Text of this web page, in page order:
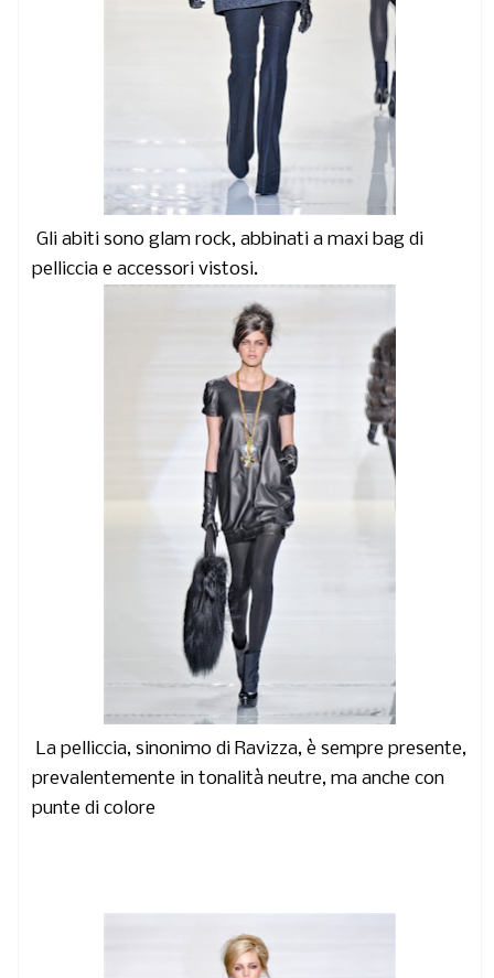
Gli abiti sono glam rock, abbinati a maxi bag di
pelliccia e accessori vistosi.
La pelliccia, sinonimo di Ravizza, è sempre presente,
prevalentemente in tonalità neutre, ma anche con
punte di colore